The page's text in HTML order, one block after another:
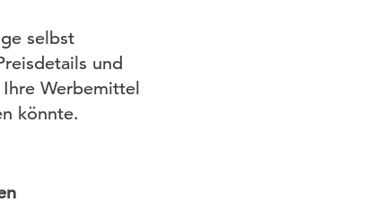
selbst
und
Werbemittel
könnte.